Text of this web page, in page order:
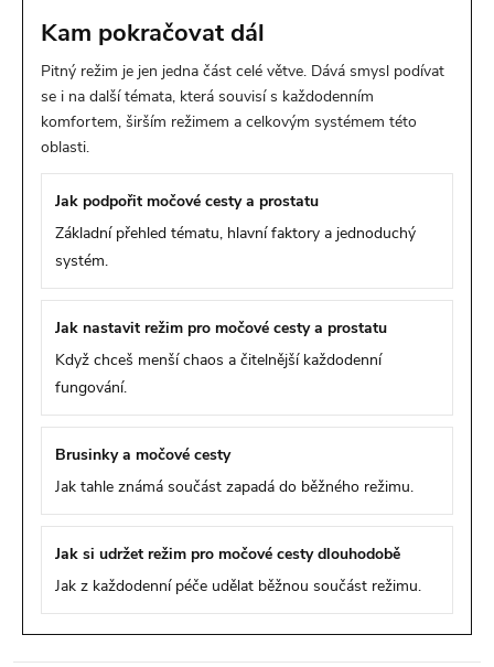
Kam pokračovat dál
Pitný režim je jen jedna část celé větve. Dává smysl podívat
se i na další témata, která souvisí s každodenním
komfortem, širším režimem a celkovým systémem této
oblasti.
Jak podpořit močové cesty a prostatu
Základní přehled tématu, hlavní faktory a jednoduchý
systém.
Jak nastavit režim pro močové cesty a prostatu
Když chceš menší chaos a čitelnější každodenní
fungování.
Brusinky a močové cesty
Jak tahle známá součást zapadá do běžného režimu.
Jak si udržet režim pro močové cesty dlouhodobě
Jak z každodenní péče udělat běžnou součást režimu.